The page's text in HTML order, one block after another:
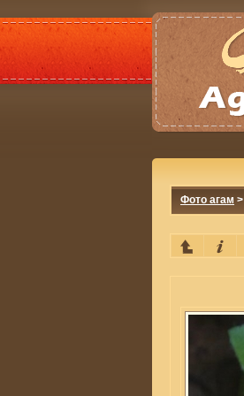
Фото агам >